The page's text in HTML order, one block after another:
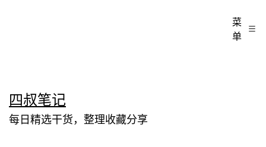
至
内
四叔笔记
每日精选干货，整理收藏分享
菜
单